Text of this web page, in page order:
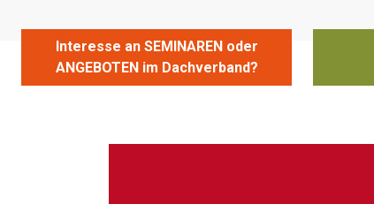
Interesse an SEMINAREN oder
ANGEBOTEN im Dachverband?